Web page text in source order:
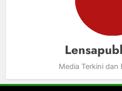
Media Terkini dan